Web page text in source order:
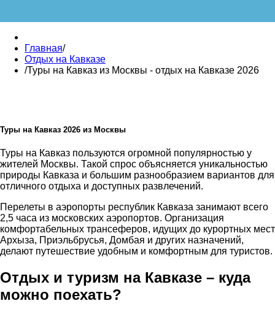
Главная/
Отдых на Кавказе
/Туры на Кавказ из Москвы - отдых на Кавказе 2026
Туры на Кавказ 2026 из Москвы
Туры на Кавказ пользуются огромной популярностью у
жителей Москвы. Такой спрос объясняется уникальностью
природы Кавказа и большим разнообразием вариантов для
отличного отдыха и доступных развлечений.
Перелеты в аэропорты республик Кавказа занимают всего
2,5 часа из московских аэропортов. Организация
комфортабельных трансеферов, идущих до курортных мест
Архыза, Приэльбрусья, Домбая и других назначений,
делают путешествие удобным и комфортным для туристов.
Отдых и туризм на Кавказе – куда
можно поехать?